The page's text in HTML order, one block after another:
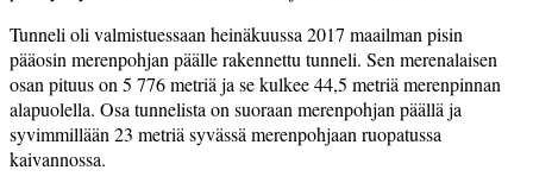
Tunneli oli valmistuessaan heinäkuussa 2017 maailman pisin
pääosin merenpohjan päälle rakennettu tunneli. Sen merenalaisen
osan pituus on 5 776 metriä ja se kulkee 44,5 metriä merenpinnan
alapuolella. Osa tunnelista on suoraan merenpohjan päällä ja
syvimmillään 23 metriä syvässä merenpohjaan ruopatussa
kaivannossa.